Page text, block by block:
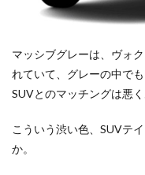
マッシブグレーは、ヴォ
れていて、グレーの中で
SUVとのマッチングは悪く
こういう渋い色、SUVテ
か。